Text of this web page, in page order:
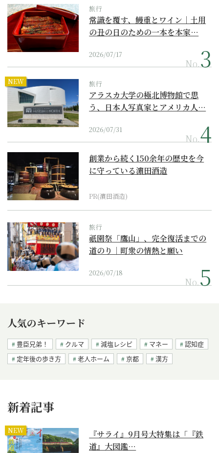
旅行
常識を覆す、鰻重とワイン｜土用
の丑の日のための一本を本家…
2026/07/17
No.
NEW 旅行
アラスカ大学の極北博物館で思
う、日本人写真家とアメリカ人…
2026/07/31
No.
創業から続く150余年の歴史を今
に守っている濵田酒造
PR(濵田酒造)
旅行
祇園祭「鷹山」、完全復活までの
道のり｜町衆の情熱と願い
2026/07/18
No.
人気のキーワード
豊臣兄弟！ クルマ 減塩レシピ マネー
認知症
定年後の歩き方
老人ホーム 京都 漢方
新着記事
NEW
『サライ』9月号大特集は「『鉄
道』大図鑑…